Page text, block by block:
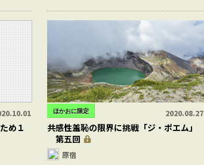
め１
ほかおに限定 2020.08.27
共感性羞恥の限界に挑戦「ジ・ポエム」
第五回
原宿